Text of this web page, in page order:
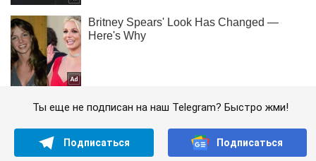
Ты еще не подписан на наш Telegram? Быстро жми!
Подписаться Подписаться